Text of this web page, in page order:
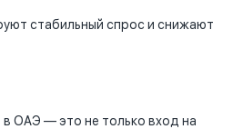
стабильный спрос и снижают
ОАЭ — это не только вход на